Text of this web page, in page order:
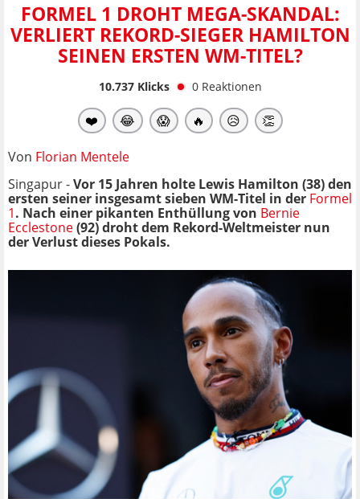
FORMEL 1 DROHT MEGA-SKANDAL:
VERLIERT REKORD-SIEGER HAMILTON
SEINEN ERSTEN WM-TITEL?
10.737Klicks 0 Reaktionen
❤️ 😂 😱 🔥 😥 👏
Von Florian Mentele
Singapur -Vor 15 Jahren holte Lewis Hamilton (38) den
ersten seiner insgesamt sieben WM-Titel in der Formel
1. Nach einer pikanten Enthüllung von Bernie
Ecclestone(92) droht dem Rekord-Weltmeister nun
der Verlust dieses Pokals.